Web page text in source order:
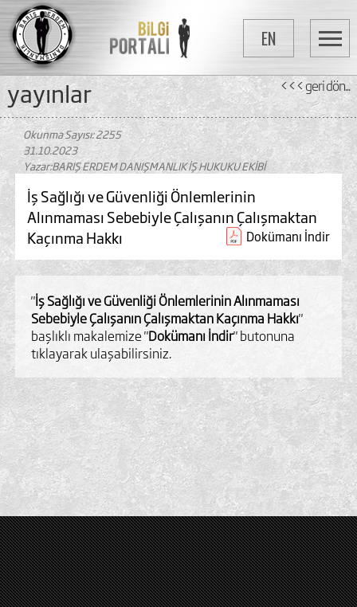
EN
yayinlar <<< geri dön...
Okunma Sayısı: 2255
31.10.2023
Yazar:BARIŞ ERDEM DANIŞMANLIK İŞ HUKUKU EKİBİ
İş Sağlığı ve Güvenliği Önlemlerinin
Alınmaması Sebebiyle Çalışanın Çalışmaktan
Kaçınma Hakkı
Dokümanı İndir
"İş Sağlığı ve Güvenliği Önlemlerinin Alınmaması
Sebebiyle Çalışanın Çalışmaktan Kaçınma Hakkı"
başlıklı makalemize "Dokümanı İndir" butonuna
tıklayarak ulaşabilirsiniz.